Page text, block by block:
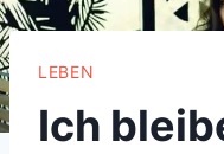
LEBEN
Ich